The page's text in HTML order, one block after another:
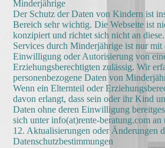
Minderjährige
Der Schutz der Daten von Kindern ist
Bereich sehr wichtig. Die Webseite ist
konzipiert und richtet sich nicht an
Services durch Minderjährige ist nur mit
Einwilligung oder Autorisierung von
Erziehungsberechtigten zulässig. Wir
personenbezogene Daten von
Wenn ein Elternteil oder
davon erlangt, dass sein oder ihr Kind
Daten ohne deren Einwilligung
sich unter info(at)rente-beratung.com an
12. Aktualisierungen oder Änderungen
Datenschutzbestimmungen